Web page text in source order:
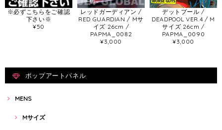
※必ずこちらをご確認
下さい※
¥50
レッドガーディアン /
RED GUARDIAN / Mサ
イズ 26cm /
PAPMA_0082
¥3,000
デットプール /
DEADPOOL VER.4 / M
サイズ 26cm /
PAPMA_0090
¥3,000
ポップアートパネル
MENS
Mサイズ